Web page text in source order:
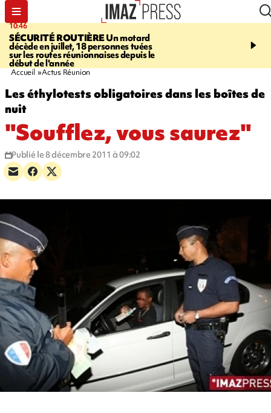
10:46
SÉCURITÉ ROUTIÈREUn motard
décède en juillet, 18 personnes tuées
sur les routes réunionnaises depuis le
début de l'année
13:49
mineurs - un courrier
Accueil Actus Réunion
Les éthylotests obligatoires dans les boîtes de
nuit
"Soufflez, vous saurez"
Publié le 8 décembre 2011 à 09:02